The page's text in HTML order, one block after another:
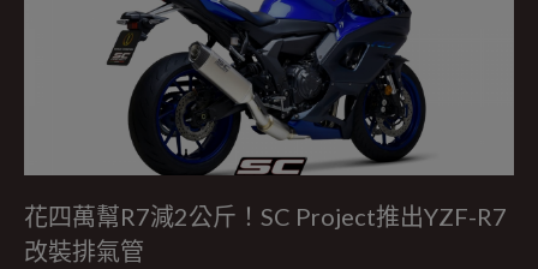
花四萬幫R7減2公斤！SC Project推出YZF-R7
改裝排氣管